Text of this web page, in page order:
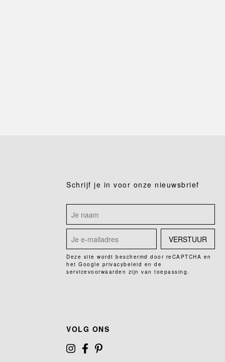
Schrijf je in voor onze nieuwsbrief
VERSTUUR
Deze site wordt beschermd door reCAPTCHA en
het Google privacybeleid en de
servicevoorwaarden zijn van toepassing.
VOLG ONS